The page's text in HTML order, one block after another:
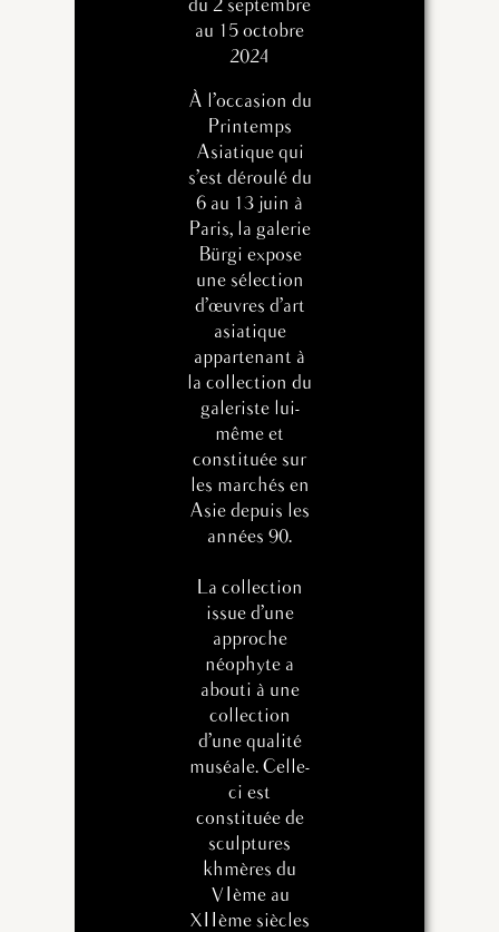
du 2 septembre
au 15 octobre
2024
À l’occasion du
Printemps
Asiatique qui
s’est déroulé du
6 au 13 juin à
Paris, la galerie
Bürgi expose
une sélection
d’œuvres d’art
asiatique
appartenant à
la collection du
galeriste lui-
même et
constituée sur
les marchés en
Asie depuis les
années 90.
La collection
issue d’une
approche
néophyte a
abouti à une
collection
d’une qualité
muséale. Celle-
ci est
constituée de
sculptures
khmères du
VIème au
XIIème siècles